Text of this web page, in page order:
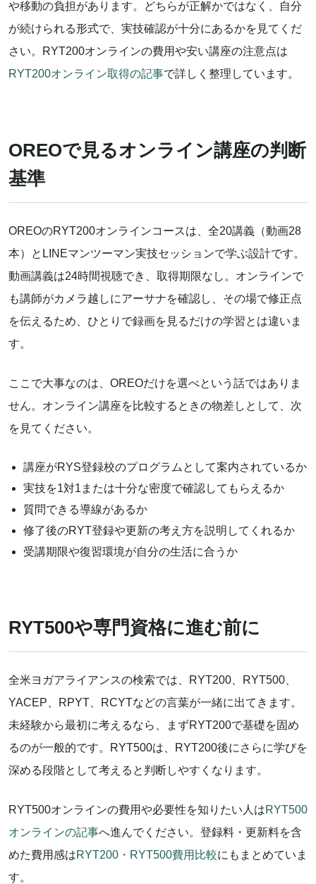
や移動の負担があります。どちらが正解かではなく、自分
が続けられる形式で、実技確認が十分にあるかを見てくだ
さい。RYT200オンラインの費用や安い講座の注意点は
RYT200オンライン取得の記事で詳しく整理しています。
OREOで見るオンライン講座の判断
基準
OREOのRYT200オンラインコースは、全20講義（動画28
本）とLINEマンツーマン実技セッションで学ぶ設計です。
動画講義は24時間視聴でき、取得期限なし。オンラインで
も講師がカメラ越しにアーサナを確認し、その場で修正点
を伝えるため、ひとりで録画を見るだけの学習とは違いま
す。
ここで大事なのは、OREOだけを選べという話ではありま
せん。オンライン講座を比較するときの物差しとして、次
を見てください。
講座がRYS登録校のプログラムとして案内されているか
実技を1対1または十分な密度で確認してもらえるか
質問できる導線があるか
修了後のRYT登録や更新の考え方を説明してくれるか
受講期限や復習環境が自分の生活に合うか
RYT500や専門資格に進む前に
全米ヨガアライアンスの検索では、RYT200、RYT500、
YACEP、RPYT、RCYTなどの言葉が一緒に出てきます。
未経験から最初に考えるなら、まずRYT200で基礎を固め
るのが一般的です。RYT500は、RYT200後にさらに学びを
深める段階として考えると判断しやすくなります。
RYT500オンラインの費用や必要性を知りたい人はRYT500
オンラインの記事へ進んでください。登録料・更新料を含
めた費用感はRYT200・RYT500費用比較にもまとめていま
す。